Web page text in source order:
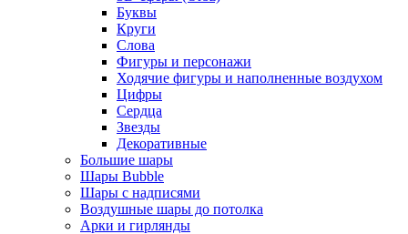
Буквы
Круги
Слова
Фигуры и персонажи
Ходячие фигуры и наполненные воздухом
Цифры
Сердца
Звезды
Декоративные
Большие шары
Шары Bubble
Шары с надписями
Воздушные шары до потолка
Арки и гирлянды